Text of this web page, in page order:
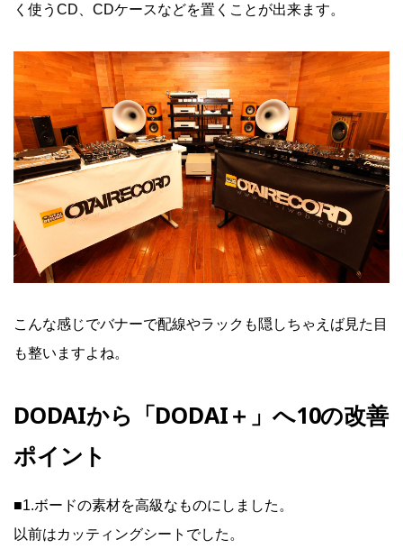
く使うCD、CDケースなどを置くことが出来ます。
こんな感じでバナーで配線やラックも隠しちゃえば見た目
も整いますよね。
DODAIから「DODAI＋」へ10の改善
ポイント
■1.ボードの素材を高級なものにしました。
以前はカッティングシートでした。